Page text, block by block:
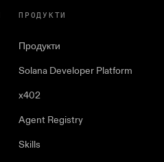
ПРОДУКТИ
Продукти
Solana Developer Platform
x402
Agent Registry
Skills